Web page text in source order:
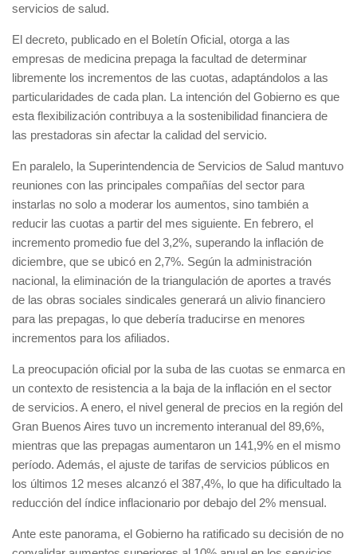
servicios de salud.
El decreto, publicado en el Boletín Oficial, otorga a las
empresas de medicina prepaga la facultad de determinar
libremente los incrementos de las cuotas, adaptándolos a las
particularidades de cada plan. La intención del Gobierno es que
esta flexibilización contribuya a la sostenibilidad financiera de
las prestadoras sin afectar la calidad del servicio.
En paralelo, la Superintendencia de Servicios de Salud mantuvo
reuniones con las principales compañías del sector para
instarlas no solo a moderar los aumentos, sino también a
reducir las cuotas a partir del mes siguiente. En febrero, el
incremento promedio fue del 3,2%, superando la inflación de
diciembre, que se ubicó en 2,7%. Según la administración
nacional, la eliminación de la triangulación de aportes a través
de las obras sociales sindicales generará un alivio financiero
para las prepagas, lo que debería traducirse en menores
incrementos para los afiliados.
La preocupación oficial por la suba de las cuotas se enmarca en
un contexto de resistencia a la baja de la inflación en el sector
de servicios. A enero, el nivel general de precios en la región del
Gran Buenos Aires tuvo un incremento interanual del 89,6%,
mientras que las prepagas aumentaron un 141,9% en el mismo
período. Además, el ajuste de tarifas de servicios públicos en
los últimos 12 meses alcanzó el 387,4%, lo que ha dificultado la
reducción del índice inflacionario por debajo del 2% mensual.
Ante este panorama, el Gobierno ha ratificado su decisión de no